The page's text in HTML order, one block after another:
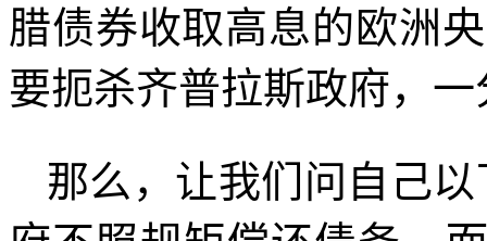
腊债券收取高息的欧洲
要扼杀齐普拉斯政府，
那么，让我们问自己